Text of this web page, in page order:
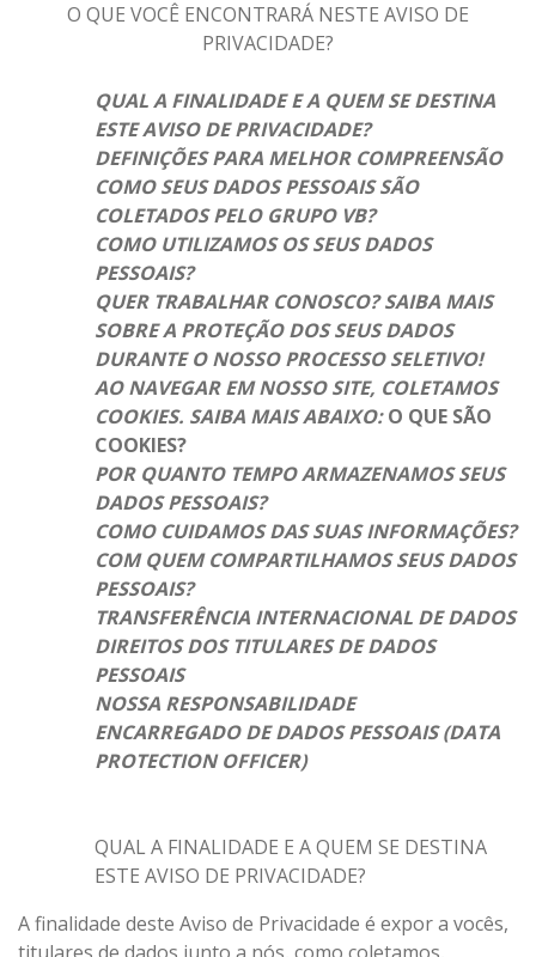
O QUE VOCÊ ENCONTRARÁ NESTE AVISO DE
PRIVACIDADE?
QUAL A FINALIDADE E A QUEM SE DESTINA
ESTE AVISO DE PRIVACIDADE?
DEFINIÇÕES PARA MELHOR COMPREENSÃO
COMO SEUS DADOS PESSOAIS SÃO
COLETADOS PELO GRUPO VB?
COMO UTILIZAMOS OS SEUS DADOS
PESSOAIS?
QUER TRABALHAR CONOSCO? SAIBA MAIS
SOBRE A PROTEÇÃO DOS SEUS DADOS
DURANTE O NOSSO PROCESSO SELETIVO!
AO NAVEGAR EM NOSSO SITE, COLETAMOS
COOKIES. SAIBA MAIS ABAIXO:O QUE SÃO
COOKIES?
POR QUANTO TEMPO ARMAZENAMOS SEUS
DADOS PESSOAIS?
COMO CUIDAMOS DAS SUAS INFORMAÇÕES?
COM QUEM COMPARTILHAMOS SEUS DADOS
PESSOAIS?
TRANSFERÊNCIA INTERNACIONAL DE DADOS
DIREITOS DOS TITULARES DE DADOS
PESSOAIS
NOSSA RESPONSABILIDADE
ENCARREGADO DE DADOS PESSOAIS (DATA
PROTECTION OFFICER)
QUAL A FINALIDADE E A QUEM SE DESTINA
ESTE AVISO DE PRIVACIDADE?
A finalidade deste Aviso de Privacidade é expor a vocês,